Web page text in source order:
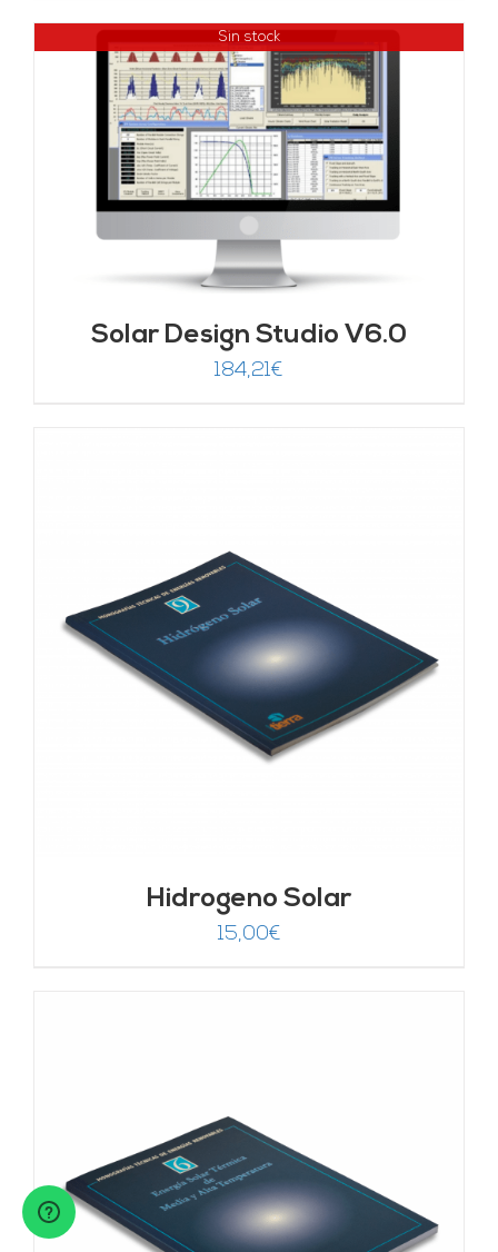
Sin stock
Solar Design Studio V6.0
184,21€
Hidrogeno Solar
15,00€